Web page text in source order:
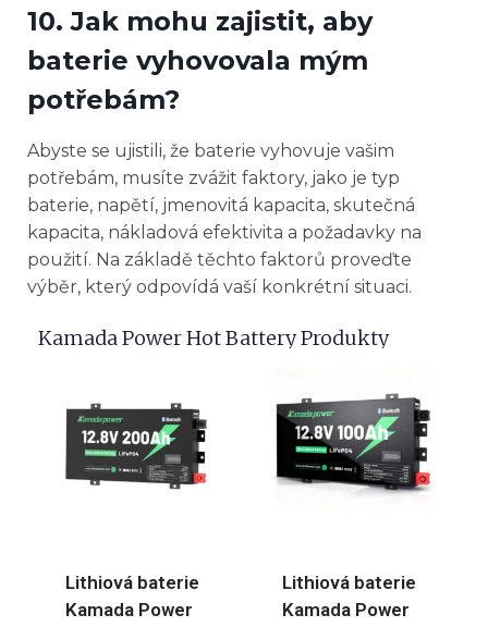
10. Jak mohu zajistit, aby
baterie vyhovovala mým
potřebám?
Abyste se ujistili, že baterie vyhovuje vašim
potřebám, musíte zvážit faktory, jako je typ
baterie, napětí, jmenovitá kapacita, skutečná
kapacita, nákladová efektivita a požadavky na
použití. Na základě těchto faktorů proveďte
výběr, který odpovídá vaší konkrétní situaci.
Kamada Power Hot Battery Produkty
Lithiová baterie
Kamada Power
Lithiová baterie
Kamada Power